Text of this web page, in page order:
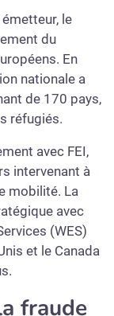
le
du
En
nationale a
de 170 pays,
réfugiés.
avec FEI,
intervenant à
mobilité. La
avec
(WES)
et le Canada
fraude